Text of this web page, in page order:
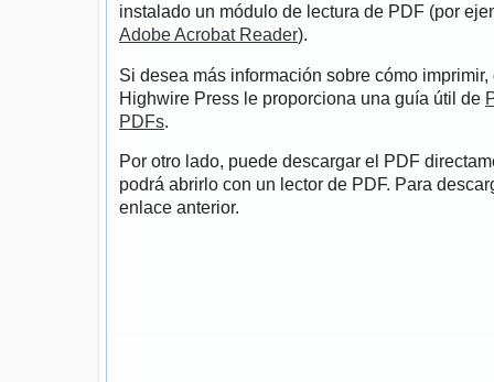
instalado un módulo de lectura de PDF (por
Adobe Acrobat Reader).
Si desea más información sobre cómo
Highwire Press le proporciona una guía útil de
PDFs.
Por otro lado, puede descargar el PDF
podrá abrirlo con un lector de PDF. Para
enlace anterior.